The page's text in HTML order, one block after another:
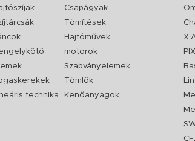
technika
Csapágyak
Tömítések
Hajtóművek,
motorok
Szabványelemek
Tömlők
Kenőanyagok
CF,